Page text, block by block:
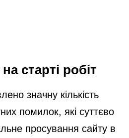
старті робіт
значну кількість
помилок, які суттєво
просування сайту в